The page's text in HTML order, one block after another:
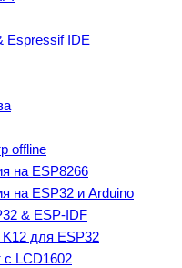
Espressif IDE
offline
на ESP8266
на ESP32 и Arduino
& ESP-IDF
для ESP32
с LCD1602